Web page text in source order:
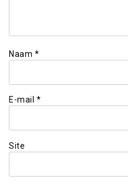
Naam *
E-mail *
Site